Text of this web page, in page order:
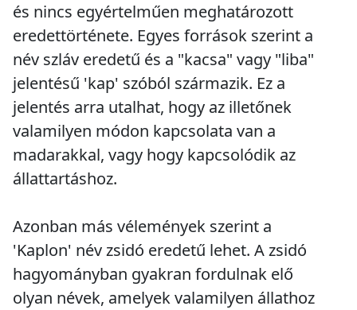
és nincs egyértelműen meghatározott
eredettörténete. Egyes források szerint a
név szláv eredetű és a "kacsa" vagy "liba"
jelentésű 'kap' szóból származik. Ez a
jelentés arra utalhat, hogy az illetőnek
valamilyen módon kapcsolata van a
madarakkal, vagy hogy kapcsolódik az
állattartáshoz.
Azonban más vélemények szerint a
'Kaplon' név zsidó eredetű lehet. A zsidó
hagyományban gyakran fordulnak elő
olyan névek, amelyek valamilyen állathoz